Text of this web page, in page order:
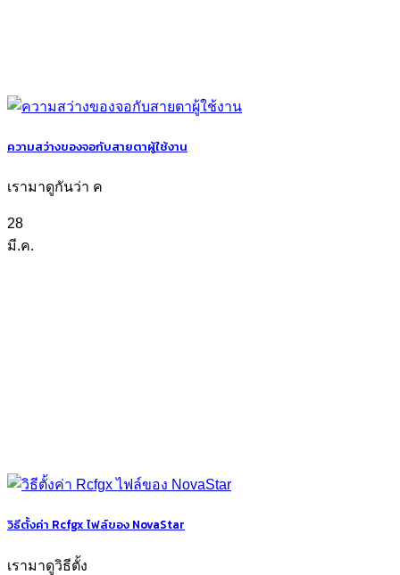
ความสว่างของจอกับสายตาผู้ใช้งาน
เรามาดูกันว่า ค
28
มี.ค.
วิธีตั้งค่า Rcfgx ไฟล์ของ NovaStar
เรามาดูวิธีตั้ง